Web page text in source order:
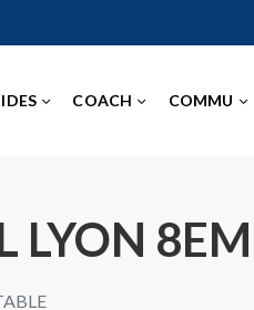
COACH COMMU
LYON